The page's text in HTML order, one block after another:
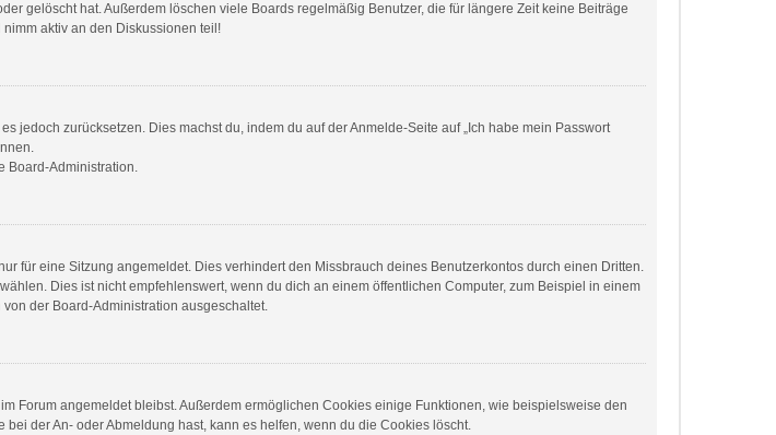
gelöscht hat. Außerdem löschen viele Boards regelmäßig Benutzer, die für längere Zeit keine Beiträge
aktiv an den Diskussionen teil!
jedoch zurücksetzen. Dies machst du, indem du auf der Anmelde-Seite auf „Ich habe mein Passwort
Board-Administration.
für eine Sitzung angemeldet. Dies verhindert den Missbrauch deines Benutzerkontos durch einen Dritten.
Dies ist nicht empfehlenswert, wenn du dich an einem öffentlichen Computer, zum Beispiel in einem
der Board-Administration ausgeschaltet.
Forum angemeldet bleibst. Außerdem ermöglichen Cookies einige Funktionen, wie beispielsweise den
der An- oder Abmeldung hast, kann es helfen, wenn du die Cookies löscht.